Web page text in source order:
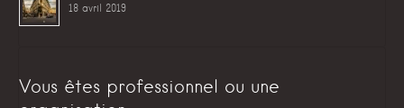
18 avril 2019
Vous êtes professionnel ou une